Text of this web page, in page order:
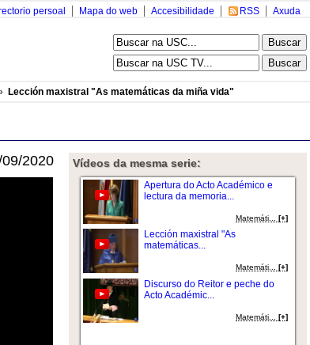
Axuda
RSS
Accesibilidade
Mapa do web
persoal
Lección maxistral "As matemáticas da miña vida"
2020 Vídeos da mesma serie:
Apertura do Acto Académico e
lectura da memoria...
Matemáti...[+]
Lección maxistral "As
matemáticas...
Matemáti... [+]
Discurso do Reitor e peche do
Acto Académic...
Matemáti...[+]